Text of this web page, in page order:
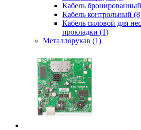
Кабель бронированный
Кабель контрольный
Кабель силовой для
прокладки (1)
Металлорукав (1)